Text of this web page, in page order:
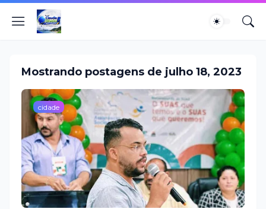
Mostrando postagens de julho 18, 2023
cidade